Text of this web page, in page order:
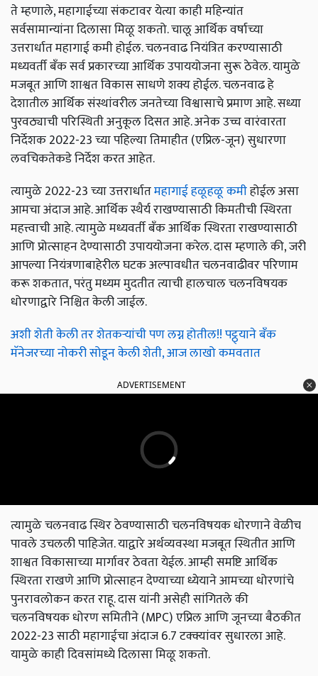
ते म्हणाले, महागाईच्या संकटावर येत्या काही महिन्यांत
सर्वसामान्यांना दिलासा मिळू शकतो. चालू आर्थिक वर्षाच्या
उत्तरार्धात महागाई कमी होईल. चलनवाढ नियंत्रित करण्यासाठी
मध्यवर्ती बँक सर्व प्रकारच्या आर्थिक उपाययोजना सुरू ठेवेल. यामुळे
मजबूत आणि शाश्वत विकास साधणे शक्य होईल. चलनवाढ हे
देशातील आर्थिक संस्थांवरील जनतेच्या विश्वासाचे प्रमाण आहे. सध्या
पुरवठ्याची परिस्थिती अनुकूल दिसत आहे. अनेक उच्च वारंवारता
निर्देशक 2022-23 च्या पहिल्या तिमाहीत (एप्रिल-जून) सुधारणा
लवचिकतेकडे निर्देश करत आहेत.
त्यामुळे 2022-23 च्या उत्तरार्धातमहागाई हळूहळू कमीहोईल असा
आमचा अंदाज आहे. आर्थिक स्थैर्य राखण्यासाठी किमतीची स्थिरता
महत्त्वाची आहे. त्यामुळे मध्यवर्ती बँक आर्थिक स्थिरता राखण्यासाठी
आणि प्रोत्साहन देण्यासाठी उपाययोजना करेल. दास म्हणाले की, जरी
आपल्या नियंत्रणाबाहेरील घटक अल्पावधीत चलनवाढीवर परिणाम
करू शकतात, परंतु मध्यम मुदतीत त्याची हालचाल चलनविषयक
धोरणाद्वारे निश्चित केली जाईल.
अशी शेती केली तर शेतकऱ्यांची पण लग्न होतील!! पट्ठ्याने बँक
मॅनेजरच्या नोकरी सोडून केली शेती, आज लाखो कमवतात
ADVERTISEMENT
त्यामुळे चलनवाढ स्थिर ठेवण्यासाठी चलनविषयक धोरणाने वेळीच
पावले उचलली पाहिजेत. याद्वारे अर्थव्यवस्था मजबूत स्थितीत आणि
शाश्वत विकासाच्या मार्गावर ठेवता येईल. आम्ही समष्टि आर्थिक
स्थिरता राखणे आणि प्रोत्साहन देण्याच्या ध्येयाने आमच्या धोरणांचे
पुनरावलोकन करत राहू. दास यांनी असेही सांगितले की
चलनविषयक धोरण समितीने (MPC) एप्रिल आणि जूनच्या बैठकीत
2022-23 साठी महागाईचा अंदाज 6.7 टक्क्यांवर सुधारला आहे.
यामुळे काही दिवसांमध्ये दिलासा मिळू शकतो.